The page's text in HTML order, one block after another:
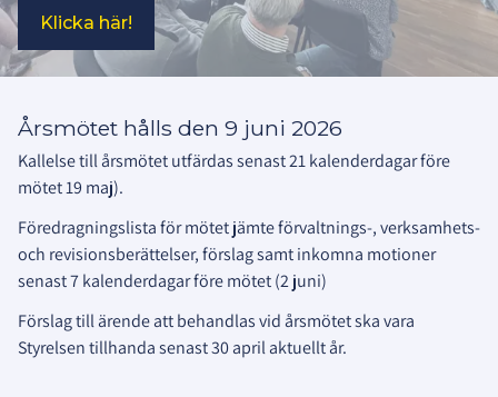
Klicka här!
Årsmötet hålls den 9 juni 2026
Kallelse till årsmötet utfärdas senast 21 kalenderdagar före
mötet 19 maj).
Föredragningslista för mötet jämte förvaltnings-, verksamhets-
och revisionsberättelser, förslag samt inkomna motioner
senast 7 kalenderdagar före mötet (2 juni)
Förslag till ärende att behandlas vid årsmötet ska vara
Styrelsen tillhanda senast 30 april aktuellt år.